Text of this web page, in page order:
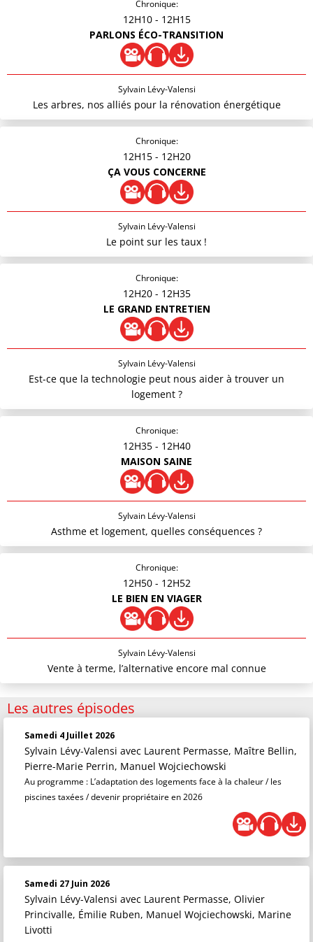
Chronique:
12H10 - 12H15
PARLONS ÉCO-TRANSITION
Sylvain Lévy-Valensi
Les arbres, nos alliés pour la rénovation énergétique
Chronique:
12H15 - 12H20
ÇA VOUS CONCERNE
Sylvain Lévy-Valensi
Le point sur les taux !
Chronique:
12H20 - 12H35
LE GRAND ENTRETIEN
Sylvain Lévy-Valensi
Est-ce que la technologie peut nous aider à trouver un
logement ?
Chronique:
12H35 - 12H40
MAISON SAINE
Sylvain Lévy-Valensi
Asthme et logement, quelles conséquences ?
Chronique:
12H50 - 12H52
LE BIEN EN VIAGER
Sylvain Lévy-Valensi
Vente à terme, l’alternative encore mal connue
Les autres épisodes
Samedi 4 Juillet 2026
Sylvain Lévy-Valensi avec Laurent Permasse, Maître Bellin,
Pierre-Marie Perrin, Manuel Wojciechowski
Au programme : L’adaptation des logements face à la chaleur / les
piscines taxées / devenir propriétaire en 2026
Samedi 27 Juin 2026
Sylvain Lévy-Valensi avec Laurent Permasse, Olivier
Princivalle, Émilie Ruben, Manuel Wojciechowski, Marine
Livotti